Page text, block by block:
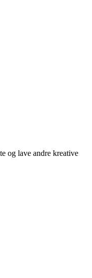
og lave andre kreative